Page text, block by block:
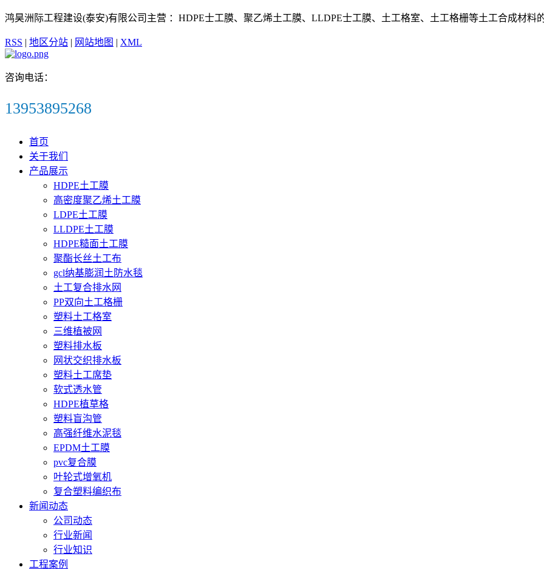
鸿昊洲际工程建设(泰安)有限公司主营 ：HDPE士工膜、聚乙烯土工膜、LLDPE士工膜、土工格室、土工格栅等土工合成材料
RSS | 地区分站 | 网站地图 | XML
咨询电话：
13953895268
首页
关于我们
产品展示
HDPE土工膜
高密度聚乙烯土工膜
LDPE土工膜
LLDPE土工膜
HDPE糙面土工膜
聚酯长丝土工布
gcl纳基膨润土防水毯
土工复合排水网
PP双向土工格栅
塑料土工格室
三维植被网
塑料排水板
网状交织排水板
塑料土工席垫
软式透水管
HDPE植草格
塑料盲沟管
高强纤维水泥毯
EPDM土工膜
pvc复合膜
叶轮式增氧机
复合塑料编织布
新闻动态
公司动态
行业新闻
行业知识
工程案例